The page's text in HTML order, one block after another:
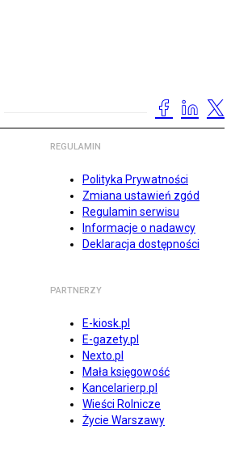
REGULAMIN
Polityka Prywatności
Zmiana ustawień zgód
Regulamin serwisu
Informacje o nadawcy
Deklaracja dostępności
PARTNERZY
E-kiosk.pl
E-gazety.pl
Nexto.pl
Mała księgowość
Kancelarierp.pl
Wieści Rolnicze
Życie Warszawy